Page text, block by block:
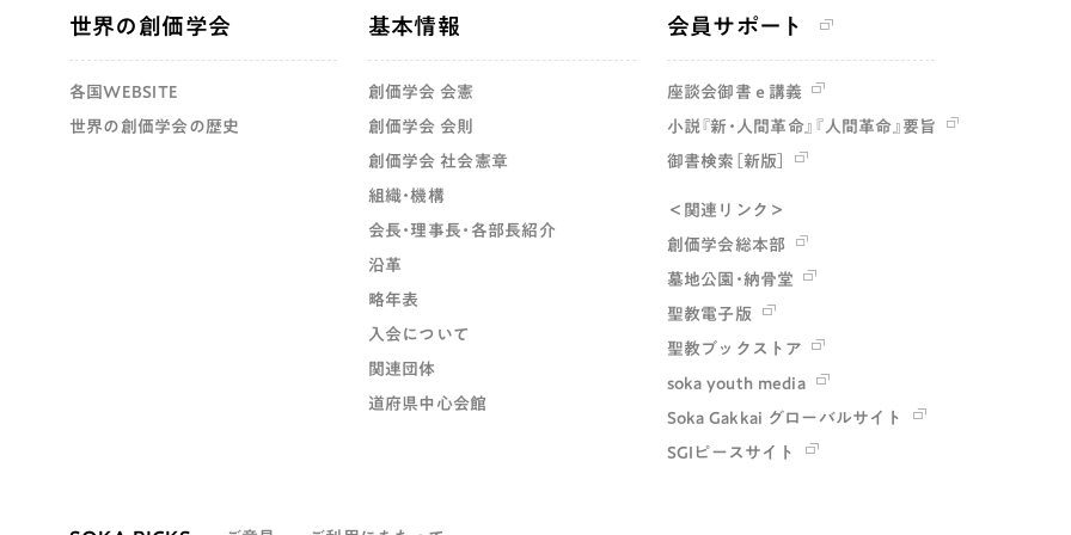
世界の創価学会
各国WEBSITE
世界の創価学会の歴史
基本情報
創価学会 会憲
創価学会 会則
創価学会 社会憲章
組織・機構
会長・理事長・各部長紹介
沿革
略年表
入会について
関連団体
道府県中心会館
会員サポート
座談会御書ｅ講義
小説『新・人間革命』『人間革命』要旨
御書検索［新版］
＜関連リンク＞
創価学会総本部
墓地公園・納骨堂
聖教電子版
聖教ブックストア
soka youth media
Soka Gakkai グローバルサイト
SGIピースサイト